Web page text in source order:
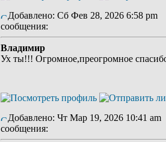
Добавлено: Сб Фев 28, 2026 6:58 pm
сообщения:
Владимир
Ух ты!!! Огромное,преогромное
Добавлено: Чт Мар 19, 2026 10:41 am
сообщения: